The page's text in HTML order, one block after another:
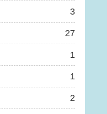
3
27
1
1
2